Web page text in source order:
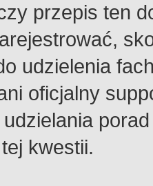
przepis ten
udzielenia
oficjalny
kwestii.